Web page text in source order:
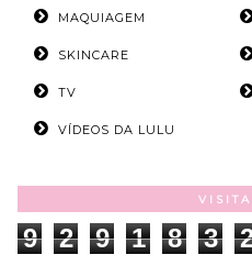
MAQUIAGEM
SKINCARE
TV
VÍDEOS DA LULU
9 2 9 1 8 3